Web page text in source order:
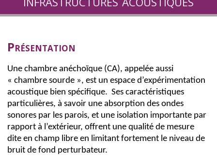
Présentation
Une chambre anéchoïque (CA), appelée aussi
« chambre sourde », est un espace d’expérimentation
acoustique bien spécifique. Ses caractéristiques
particulières, à savoir une absorption des ondes
sonores par les parois, et une isolation importante par
rapport à l’extérieur, offrent une qualité de mesure
dite en champ libre en limitant fortement le niveau de
bruit de fond perturbateur.